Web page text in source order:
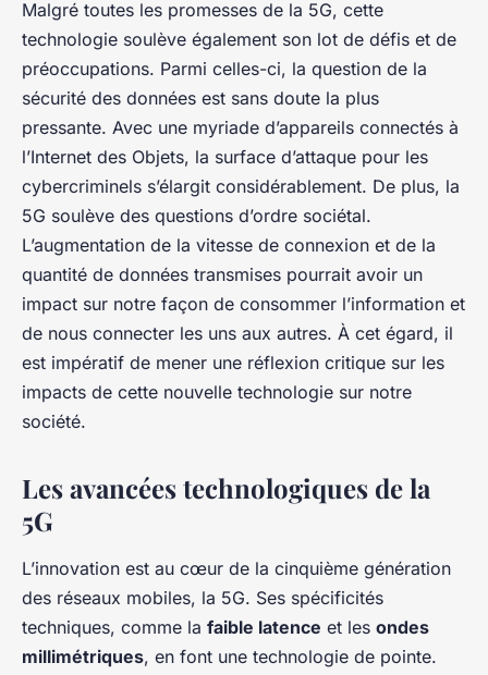
Malgré toutes les promesses de la 5G, cette
technologie soulève également son lot de défis et de
préoccupations. Parmi celles-ci, la question de la
sécurité des données est sans doute la plus
pressante. Avec une myriade d’appareils connectés à
l’Internet des Objets, la surface d’attaque pour les
cybercriminels s’élargit considérablement. De plus, la
5G soulève des questions d’ordre sociétal.
L’augmentation de la vitesse de connexion et de la
quantité de données transmises pourrait avoir un
impact sur notre façon de consommer l’information et
de nous connecter les uns aux autres. À cet égard, il
est impératif de mener une réflexion critique sur les
impacts de cette nouvelle technologie sur notre
société.
Les avancées technologiques de la
5G
L’innovation est au cœur de la cinquième génération
des réseaux mobiles, la 5G. Ses spécificités
techniques, comme la faible latence et les ondes
millimétriques, en font une technologie de pointe.